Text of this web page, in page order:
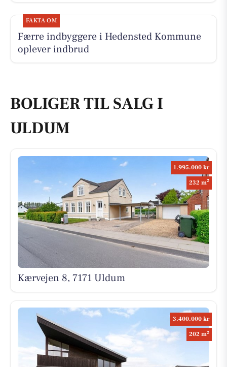
FAKTA OM
Færre indbyggere i Hedensted Kommune
oplever indbrud
BOLIGER TIL SALG I
ULDUM
1.995.000 kr
232 m2
Kærvejen 8, 7171 Uldum
3.400.000 kr
202 m2